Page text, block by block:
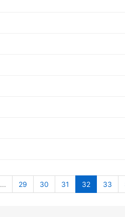
... 29 30 31 32 33